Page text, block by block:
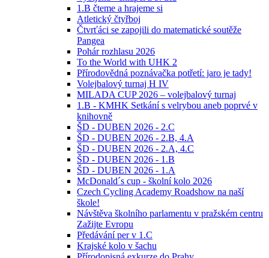
1.B čteme a hrajeme si
Atletický čtyřboj
Čtvrťáci se zapojili do matematické soutěže
Pangea
Pohár rozhlasu 2026
To the World with UHK 2
Přírodovědná poznávačka potřetí: jaro je tady!
Volejbalový turnaj H IV
MILADA CUP 2026 – volejbalový turnaj
1.B - KMHK Setkání s velrybou aneb poprvé v
knihovně
ŠD - DUBEN 2026 - 2.C
ŠD - DUBEN 2026 - 2.B, 4.A
ŠD - DUBEN 2026 - 2.A, 4.C
ŠD - DUBEN 2026 - 1.B
ŠD - DUBEN 2026 - 1.A
McDonald´s cup - školní kolo 2026
Czech Cycling Academy Roadshow na naší
škole!
Návštěva školního parlamentu v pražském centru
Zažijte Evropu
Předávání per v 1.C
Krajské kolo v šachu